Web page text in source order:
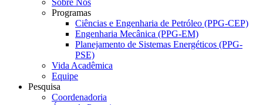
Sobre Nós
Programas
Ciências e Engenharia de Petróleo (PPG-CEP)
Engenharia Mecânica (PPG-EM)
Planejamento de Sistemas Energéticos (PPG-
PSE)
Vida Acadêmica
Equipe
Pesquisa
Coordenadoria